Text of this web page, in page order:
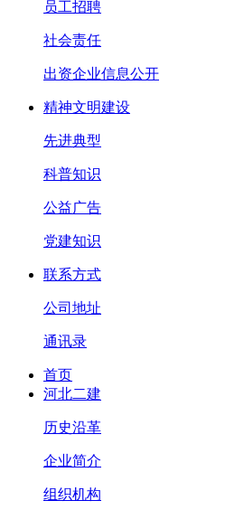
员工招聘
社会责任
出资企业信息公开
精神文明建设
先进典型
科普知识
公益广告
党建知识
联系方式
公司地址
通讯录
首页
河北二建
历史沿革
企业简介
组织机构